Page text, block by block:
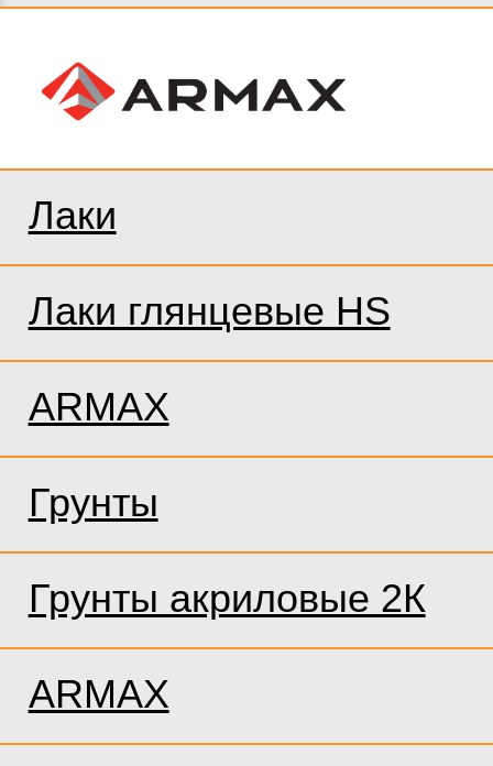
Лаки
Лаки глянцевые HS
ARMAX
Грунты
Грунты акриловые 2К
ARMAX